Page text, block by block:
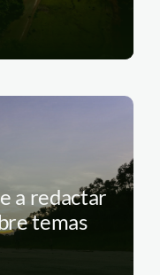
a redactar
temas